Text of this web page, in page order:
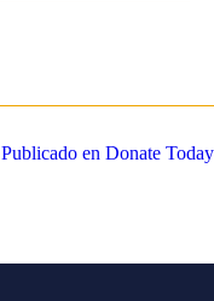
Publicado en Donate Today